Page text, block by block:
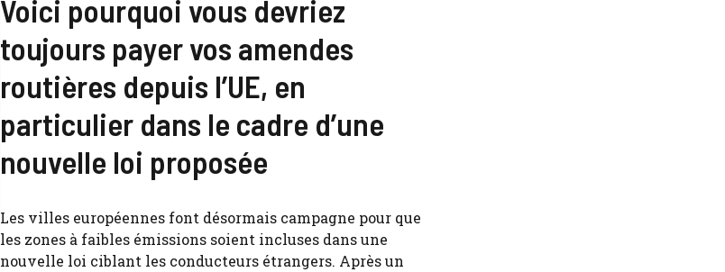
Voici pourquoi vous devriez
toujours payer vos amendes
routières depuis l’UE, en
particulier dans le cadre d’une
nouvelle loi proposée
Les villes européennes font désormais campagne pour que
les zones à faibles émissions soient incluses dans une
nouvelle loi ciblant les conducteurs étrangers. Après un